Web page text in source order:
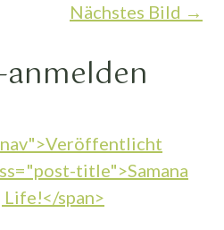
Nächstes Bild →
nav">Veröffentlicht
title">Samana
Life!</span>